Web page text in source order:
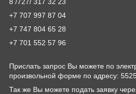
+7 707 997 87 04
+7 747 804 65 28
+7 701 552 57 96
Прислать запрос Вы можете по
произвольной форме по адресу:
Так же Вы можете подать заявку